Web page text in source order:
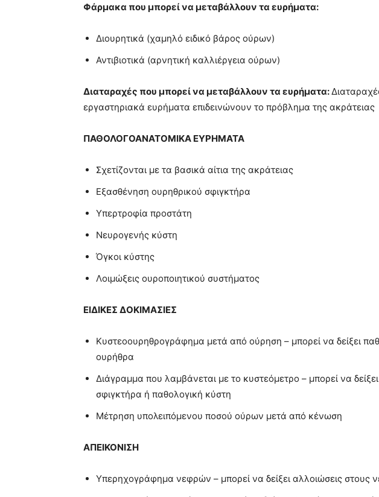
Φάρμακα που μπορεί να μεταβάλλουν τα ευρήματα:
Διουρητικά (χαμηλό ειδικό βάρος ούρων)
Αντιβιοτικά (αρνητική καλλιέργεια ούρων)
Διαταραχές που μπορεί να μεταβάλλουν τα ευρήματα:
εργαστηριακά ευρήματα επιδεινώνουν το πρόβλημα της ακράτειας
ΠΑΘΟΛΟΓΟΑΝΑΤΟΜΙΚΑ ΕΥΡΗΜΑΤΑ
Σχετίζονται με τα βασικά αίτια της ακράτειας
Εξασθένηση ουρηθρικού σφιγκτήρα
Υπερτροφία προστάτη
Νευρογενής κύστη
Όγκοι κύστης
Λοιμώξεις ουροποιητικού συστήματος
ΕΙΔΙΚΕΣ ΔΟΚΙΜΑΣΙΕΣ
Κυστεοουρηθρογράφημα μετά από ούρηση – μπορεί να δείξει
ουρήθρα
Διάγραμμα που λαμβάνεται με το κυστεόμετρο – μπορεί να
σφιγκτήρα ή παθολογική κύστη
Μέτρηση υπολειπόμενου ποσού ούρων μετά από κένωση
ΑΠΕΙΚΟΝΙΣΗ
Υπερηχογράφημα νεφρών – μπορεί να δείξει αλλοιώσεις στους